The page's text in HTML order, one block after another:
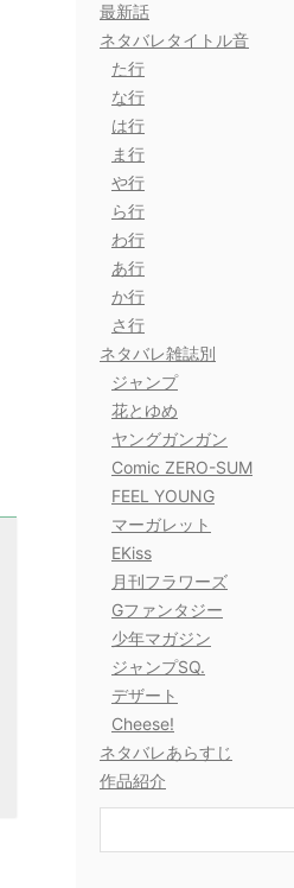
最新話
ネタバレタイトル音
た行
な行
は行
ま行
や行
ら行
わ行
あ行
か行
さ行
ネタバレ雑誌別
ジャンプ
花とゆめ
ヤングガンガン
Comic ZERO-SUM
FEEL YOUNG
マーガレット
EKiss
月刊フラワーズ
Gファンタジー
少年マガジン
ジャンプSQ.
デザート
Cheese!
ネタバレあらすじ
作品紹介